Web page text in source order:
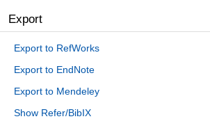
Export
Export to RefWorks
Export to EndNote
Export to Mendeley
Show Refer/BibIX